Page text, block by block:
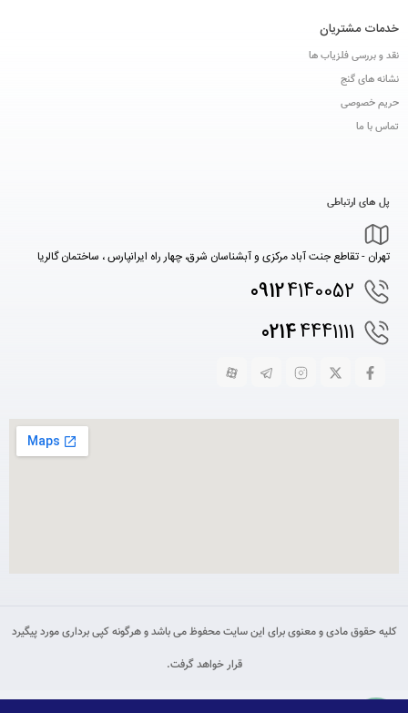
خدمات مشتریان
نقد و بررسی فلزیاب ها
نشانه های گنج
حریم خصوصی
تماس با ما
پل های ارتباطی
تهران - تقاطع جنت آباد مرکزی و آبشناسان شرق، چهار راه ایرانپارس ، ساختمان گالریا
09124140052
02144441111
کلیه حقوق مادی و معنوی برای این سایت محفوظ می باشد و هرگونه کپی برداری مورد پیگیرد
قرار خواهد گرفت.